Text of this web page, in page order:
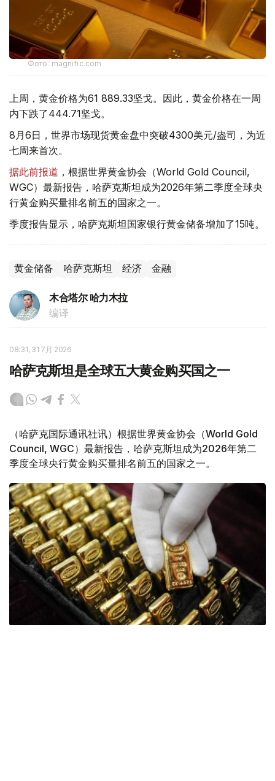
Фото: magnific.com
上周，黄金价格为61 889.33坚戈。因此，黄金价格在一周
内下跌了444.71坚戈。
8月6日，世界市场现货黄金盘中突破4300美元/盎司，为近
七周来首次。
据此前报道 ，根据世界黄金协会（World Gold Council,
WGC）最新报告，哈萨克斯坦成为2026年第二季度全球央
行黄金购买量排名前五的国家之一。
季度报告显示，哈萨克斯坦国家银行黄金储备增加了15吨。
黄金储备 哈萨克斯坦 经济 金融
木合塔尔 哈力木拉
编译
08:31, 31 7月 2026
哈萨克斯坦是全球五大黄金购买国之一
（哈萨克国际通讯社讯）根据世界黄金协会（World Gold
Council, WGC）最新报告，哈萨克斯坦成为2026年第二
季度全球央行黄金购买量排名前五的国家之一。